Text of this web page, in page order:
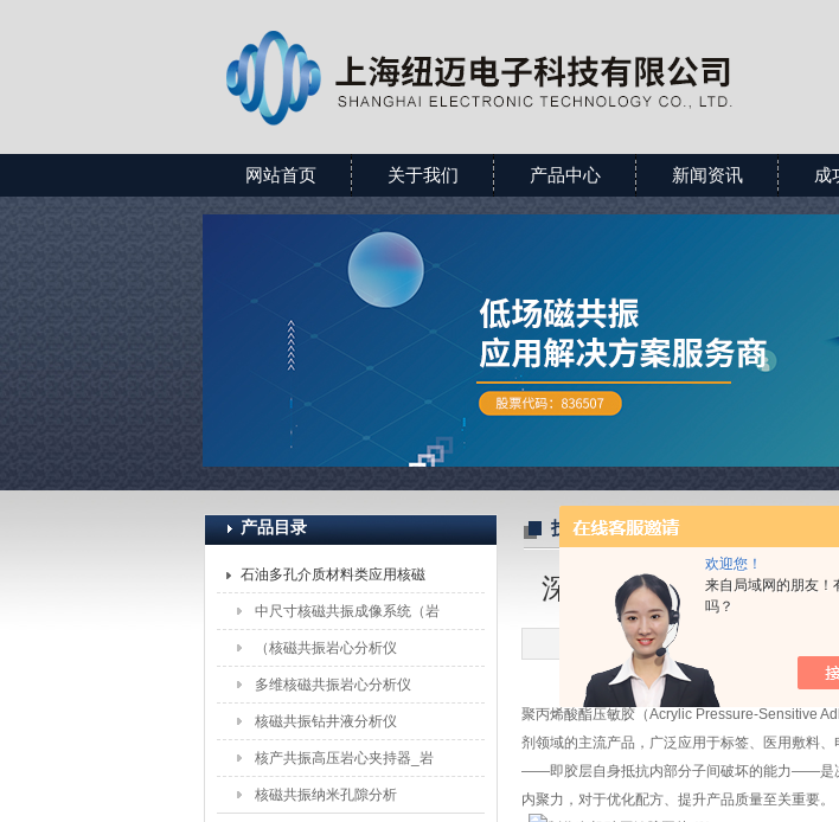
欢迎您！
来自局域网的朋友！
吗？
上海纽迈电子科技有限公司
网站首页 关于我们 产品中心 新闻资讯 成
产品目录
石油多孔介质材料类应用核磁
中尺寸核磁共振成像系统（岩
石）
（核磁共振岩心分析仪
（5MHz））
多维核磁共振岩心分析仪
核磁共振钻井液分析仪
核产共振高压岩心夹持器_岩
心驱替夹持器配件
核磁共振纳米孔隙分析
技术文章
深度剖析聚丙烯酸酯压
聚丙烯酸酯压敏胶（Acrylic Pressure-Sensitive
剂领域的主流产品，广泛应用于标签、医用敷料
——即胶层自身抵抗内部分子间破坏的能力——是
内聚力，对于优化配方、提升产品质量至关重要。